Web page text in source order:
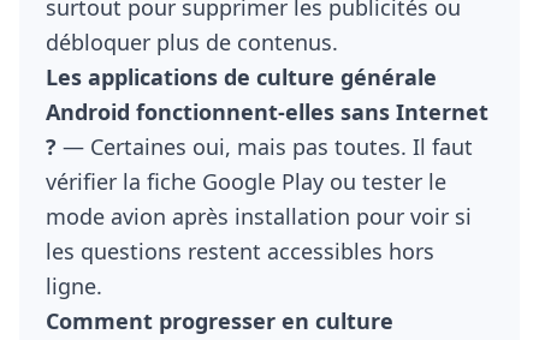
surtout pour supprimer les publicités ou
débloquer plus de contenus.
Les applications de culture générale
Android fonctionnent-elles sans Internet
? — Certaines oui, mais pas toutes. Il faut
vérifier la fiche Google Play ou tester le
mode avion après installation pour voir si
les questions restent accessibles hors
ligne.
Comment progresser en culture